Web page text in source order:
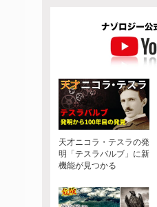
天才ニコラ・テスラの発
明「テスラバルブ」に新
機能が見つかる